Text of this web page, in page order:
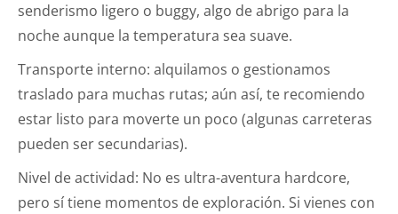
senderismo ligero o buggy, algo de abrigo para la
noche aunque la temperatura sea suave.
Transporte interno: alquilamos o gestionamos
traslado para muchas rutas; aún así, te recomiendo
estar listo para moverte un poco (algunas carreteras
pueden ser secundarias).
Nivel de actividad: No es ultra-aventura hardcore,
pero sí tiene momentos de exploración. Si vienes con